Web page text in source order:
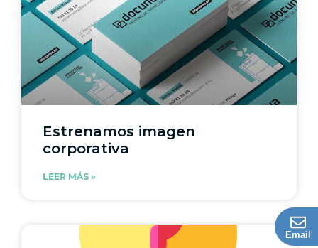
Estrenamos imagen
corporativa
LEER MÁS »
Email